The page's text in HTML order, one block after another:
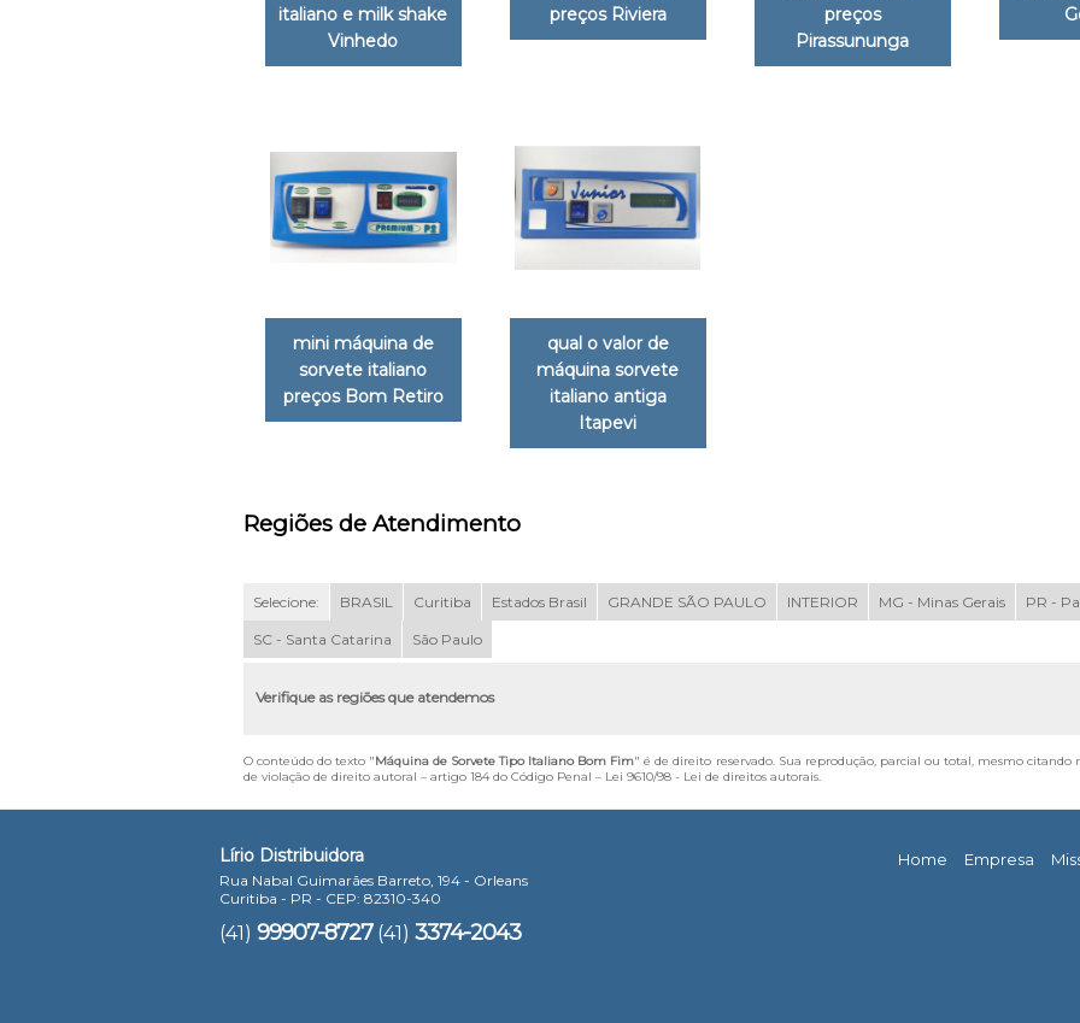
italiano e milk shake
Vinhedo
preços Riviera
preços
Pirassununga
mini máquina de
sorvete italiano
preços Bom Retiro
qual o valor de
máquina sorvete
italiano antiga
Itapevi
Regiões de Atendimento
Selecione: BRASIL Curitiba Estados Brasil GRANDE SÃO PAULO INTERIOR MG - Minas Gerais PR -
SC - Santa Catarina São Paulo
Verifique as regiões que atendemos
O conteúdo do texto "Máquina de Sorvete Tipo Italiano Bom Fim" é de direito reservado. Sua reprodução, parcial ou total, mesmo
de violação de direito autoral – artigo 184 do Código Penal – Lei 9610/98 - Lei de direitos autorais.
Lírio Distribuidora
Rua Nabal Guimarães Barreto, 194 - Orleans
Curitiba - PR - CEP: 82310-340
(41) 99907-8727 (41) 3374-2043
Home Empresa